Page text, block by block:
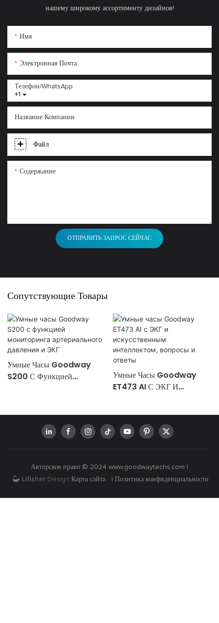
нашему широкому ассортименту дизайнов!
Имя
Электронная Почта
+1
Телефон/WhatsApp
Название Компании
Файл
Содержание
ОТПРАВИТЬ ЗАПРОС СЕЙЧАС
Сопутствующие Товары
Умные Часы Goodway
S200 С Функцией
Умные Часы Goodway
ET473 AI С ЭКГ И
Ответы
Авторское право © 2024 www.goodwaytechs.com |
Карта сайта
| Политика конфиденциальности